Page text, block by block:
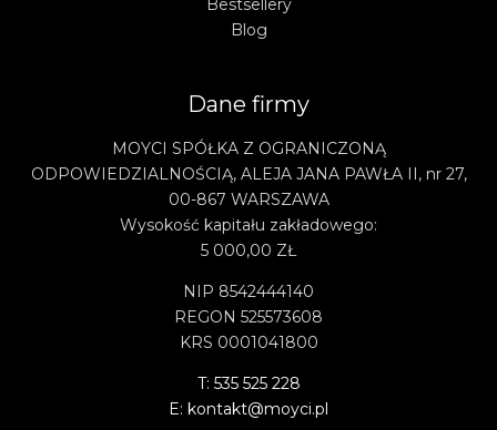
Blog
Dane firmy
MOYCI SPÓŁKA Z OGRANICZONĄ
ODPOWIEDZIALNOŚCIĄ, ALEJA JANA PAWŁA II, nr 27,
00-867 WARSZAWA
Wysokość kapitału zakładowego:
5 000,00 ZŁ
NIP 8542444140
REGON 525573608
KRS 0001041800
T: 535 525 228
E: kontakt@moyci.pl